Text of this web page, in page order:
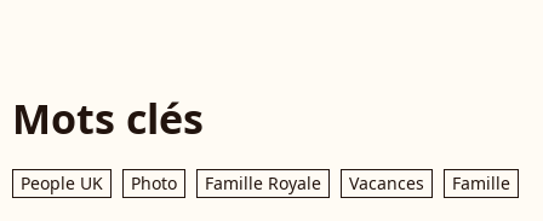
Mots clés
People UK Photo Famille Royale Vacances Famille